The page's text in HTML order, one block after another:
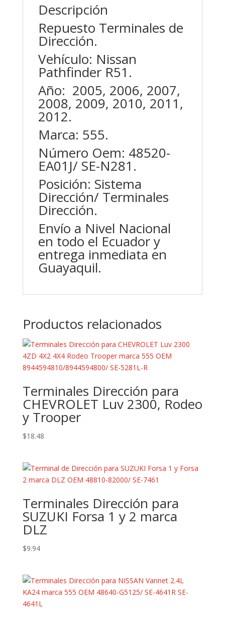
Descripción
Repuesto Terminales de
Dirección.
Vehículo: Nissan
Pathfinder R51.
Año: 2005, 2006, 2007,
2008, 2009, 2010, 2011,
2012.
Marca: 555.
Número Oem: 48520-
EA01J/ SE-N281.
Posición: Sistema
Dirección/ Terminales
Dirección.
Envío a Nivel Nacional
en todo el Ecuador y
entrega inmediata en
Guayaquil.
Productos relacionados
Terminales Dirección para
CHEVROLET Luv 2300, Rodeo
y Trooper
$18.48
Terminales Dirección para
SUZUKI Forsa 1 y 2 marca
DLZ
$9.94